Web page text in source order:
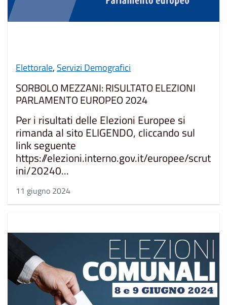
Elettorale, Servizi Demografici
SORBOLO MEZZANI: RISULTATO ELEZIONI
PARLAMENTO EUROPEO 2024
Per i risultati delle Elezioni Europee si
rimanda al sito ELIGENDO, cliccando sul
link seguente
https://elezioni.interno.gov.it/europee/scrut
ini/20240...
11 giugno 2024